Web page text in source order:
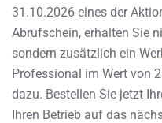
31.10.2026 eines der
Abrufschein, erhalten Sie
sondern zusätzlich ein
Professional im Wert von
dazu. Bestellen Sie jetzt
Ihren Betrieb auf das